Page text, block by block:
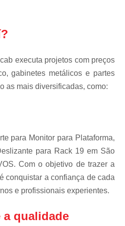
Confinamento
Confinamento
Confinamento
Escova
Escova de
Escova de
Escova Passa Cabos
Escova Passa Cabos Inteiriça
Escova Passa Cabos
Gabinete
executa projetos com preços
gabinetes metálicos e partes
as mais diversificadas, como:
para Monitor para Plataforma,
para Rack 19 em São
Com o objetivo de trazer a
conquistar a confiança de cada
e profissionais experientes.
a qualidade